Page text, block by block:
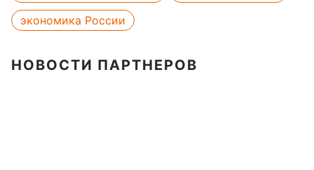
экономика России
НОВОСТИ ПАРТНЕРОВ